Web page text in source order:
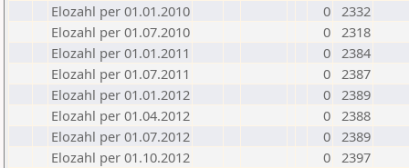
Elozahl per 01.01.2010
0 2332
Elozahl per 01.07.2010
0 2318
Elozahl per 01.01.2011
0 2384
Elozahl per 01.07.2011
0 2387
Elozahl per 01.01.2012
0 2389
Elozahl per 01.04.2012
0 2388
Elozahl per 01.07.2012
0 2389
Elozahl per 01.10.2012
0 2397